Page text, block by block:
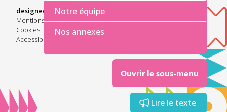
Lire le texte
Lire le texte
Ouvrir le sous-menu
Notre équipe
Nos annexes
designed & developed by
Mentions légales
Cookies
Accessibilité